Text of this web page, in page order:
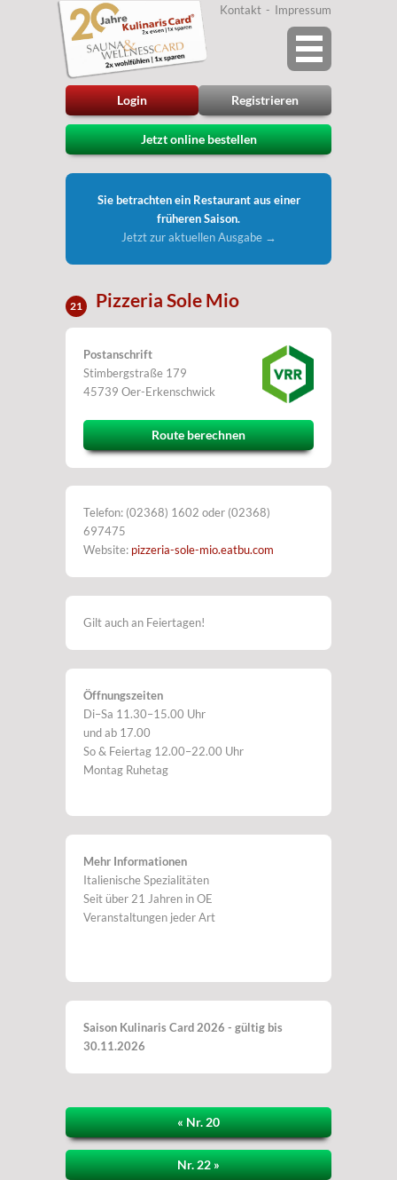
Login Registrieren
Kontakt Impressum
Jetzt online bestellen
Sie betrachten ein Restaurant aus einer
früheren Saison.
Jetzt zur aktuellen Ausgabe →
21 Pizzeria Sole Mio
Postanschrift
Stimbergstraße 179
45739 Oer-Erkenschwick
Route berechnen
Telefon: (02368) 1602 oder (02368)
697475
Website: pizzeria-sole-mio.eatbu.com
Gilt auch an Feiertagen!
Öffnungszeiten
Di–Sa 11.30–15.00 Uhr
und ab 17.00
So & Feiertag 12.00–22.00 Uhr
Montag Ruhetag
Mehr Informationen
Italienische Spezialitäten
Seit über 21 Jahren in OE
Veranstaltungen jeder Art
Saison Kulinaris Card 2026 - gültig bis
30.11.2026
« Nr. 20
Nr. 22 »